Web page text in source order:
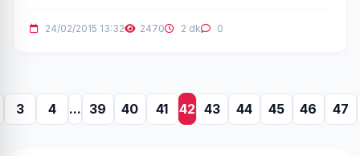
24/02/2015 13:32 2470 2 dk 0
3 4 ... 39 40 41 42 43 44 45 46 47